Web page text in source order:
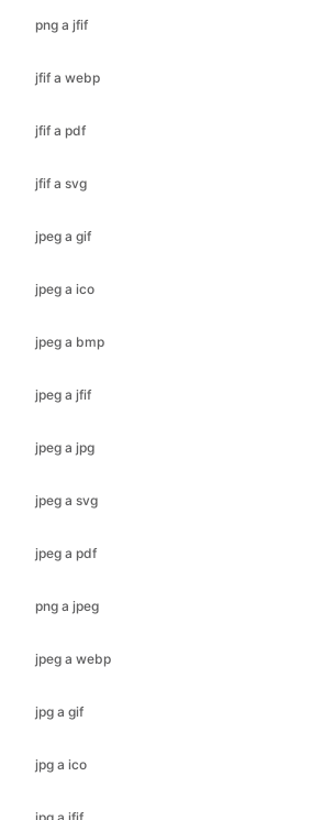
jfif a pdf
jfif a svg
jpeg a gif
jpeg a ico
jpeg a bmp
jpeg a jfif
jpeg a jpg
jpeg a svg
jpeg a pdf
png a jpeg
jpeg a webp
jpg a gif
jpg a ico
jpg a jfif
jpg a bmp